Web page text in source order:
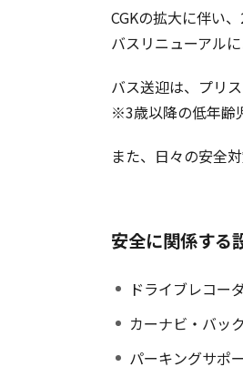
CGKの拡大に伴い
バスリニューアル
バス送迎は、プリ
※3歳以降の低年齢
また、日々の安全
安全に関係する
ドライブレコー
カーナビ・バッ
パーキングサポ